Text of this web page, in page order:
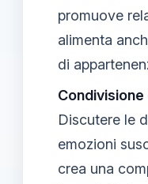
promuove
alimenta
di
Discutere le
emozioni
crea una